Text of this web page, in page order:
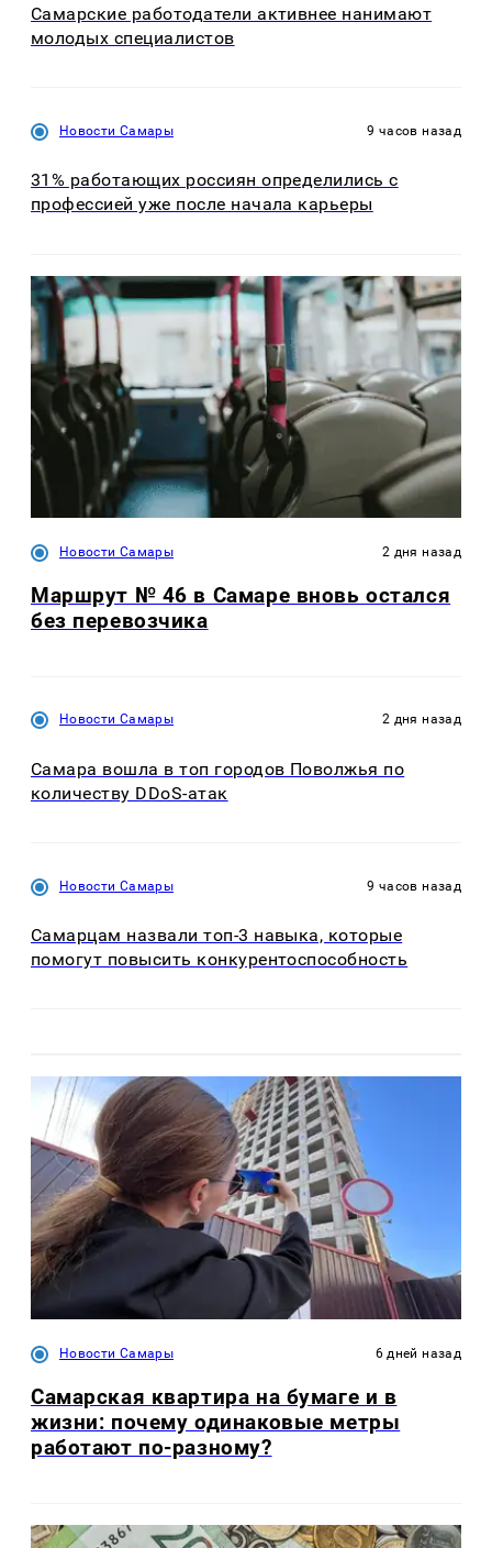
Самарские работодатели активнее нанимают
молодых специалистов
Новости Самары 9 часов назад
31% работающих россиян определились с
профессией уже после начала карьеры
Новости Самары 2 дня назад
Маршрут № 46 в Самаре вновь остался
без перевозчика
Новости Самары 2 дня назад
Самара вошла в топ городов Поволжья по
количеству DDoS-атак
Новости Самары 9 часов назад
Самарцам назвали топ-3 навыка, которые
помогут повысить конкурентоспособность
Новости Самары 6 дней назад
Самарская квартира на бумаге и в
жизни: почему одинаковые метры
работают по-разному?